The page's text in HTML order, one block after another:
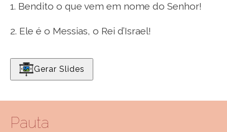
1. Bendito o que vem em nome do Senhor!
2. Ele é o Messias, o Rei d’Israel!
Gerar Slides
Pauta